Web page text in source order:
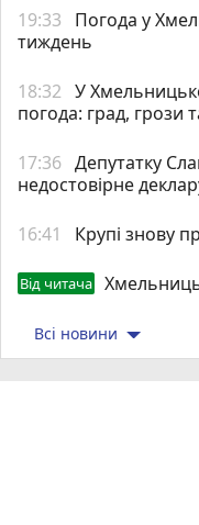
19:33
Погода у
тиждень
18:32 У
погода: град, грози
17:36 Депутатку
недостовірне
16:41 Крупі знову
Від читача
Всі новини